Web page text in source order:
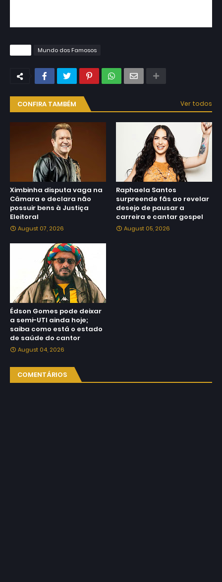
Mundo dos Famosos
CONFIRA TAMBÉM Ver todos
Ximbinha disputa vaga na
Câmara e declara não
possuir bens à Justiça
Eleitoral
August 07, 2026
Raphaela Santos
surpreende fãs ao revelar
desejo de pausar a
carreira e cantar gospel
August 05, 2026
Édson Gomes pode deixar
a semi-UTI ainda hoje;
saiba como está o estado
de saúde do cantor
August 04, 2026
COMENTÁRIOS